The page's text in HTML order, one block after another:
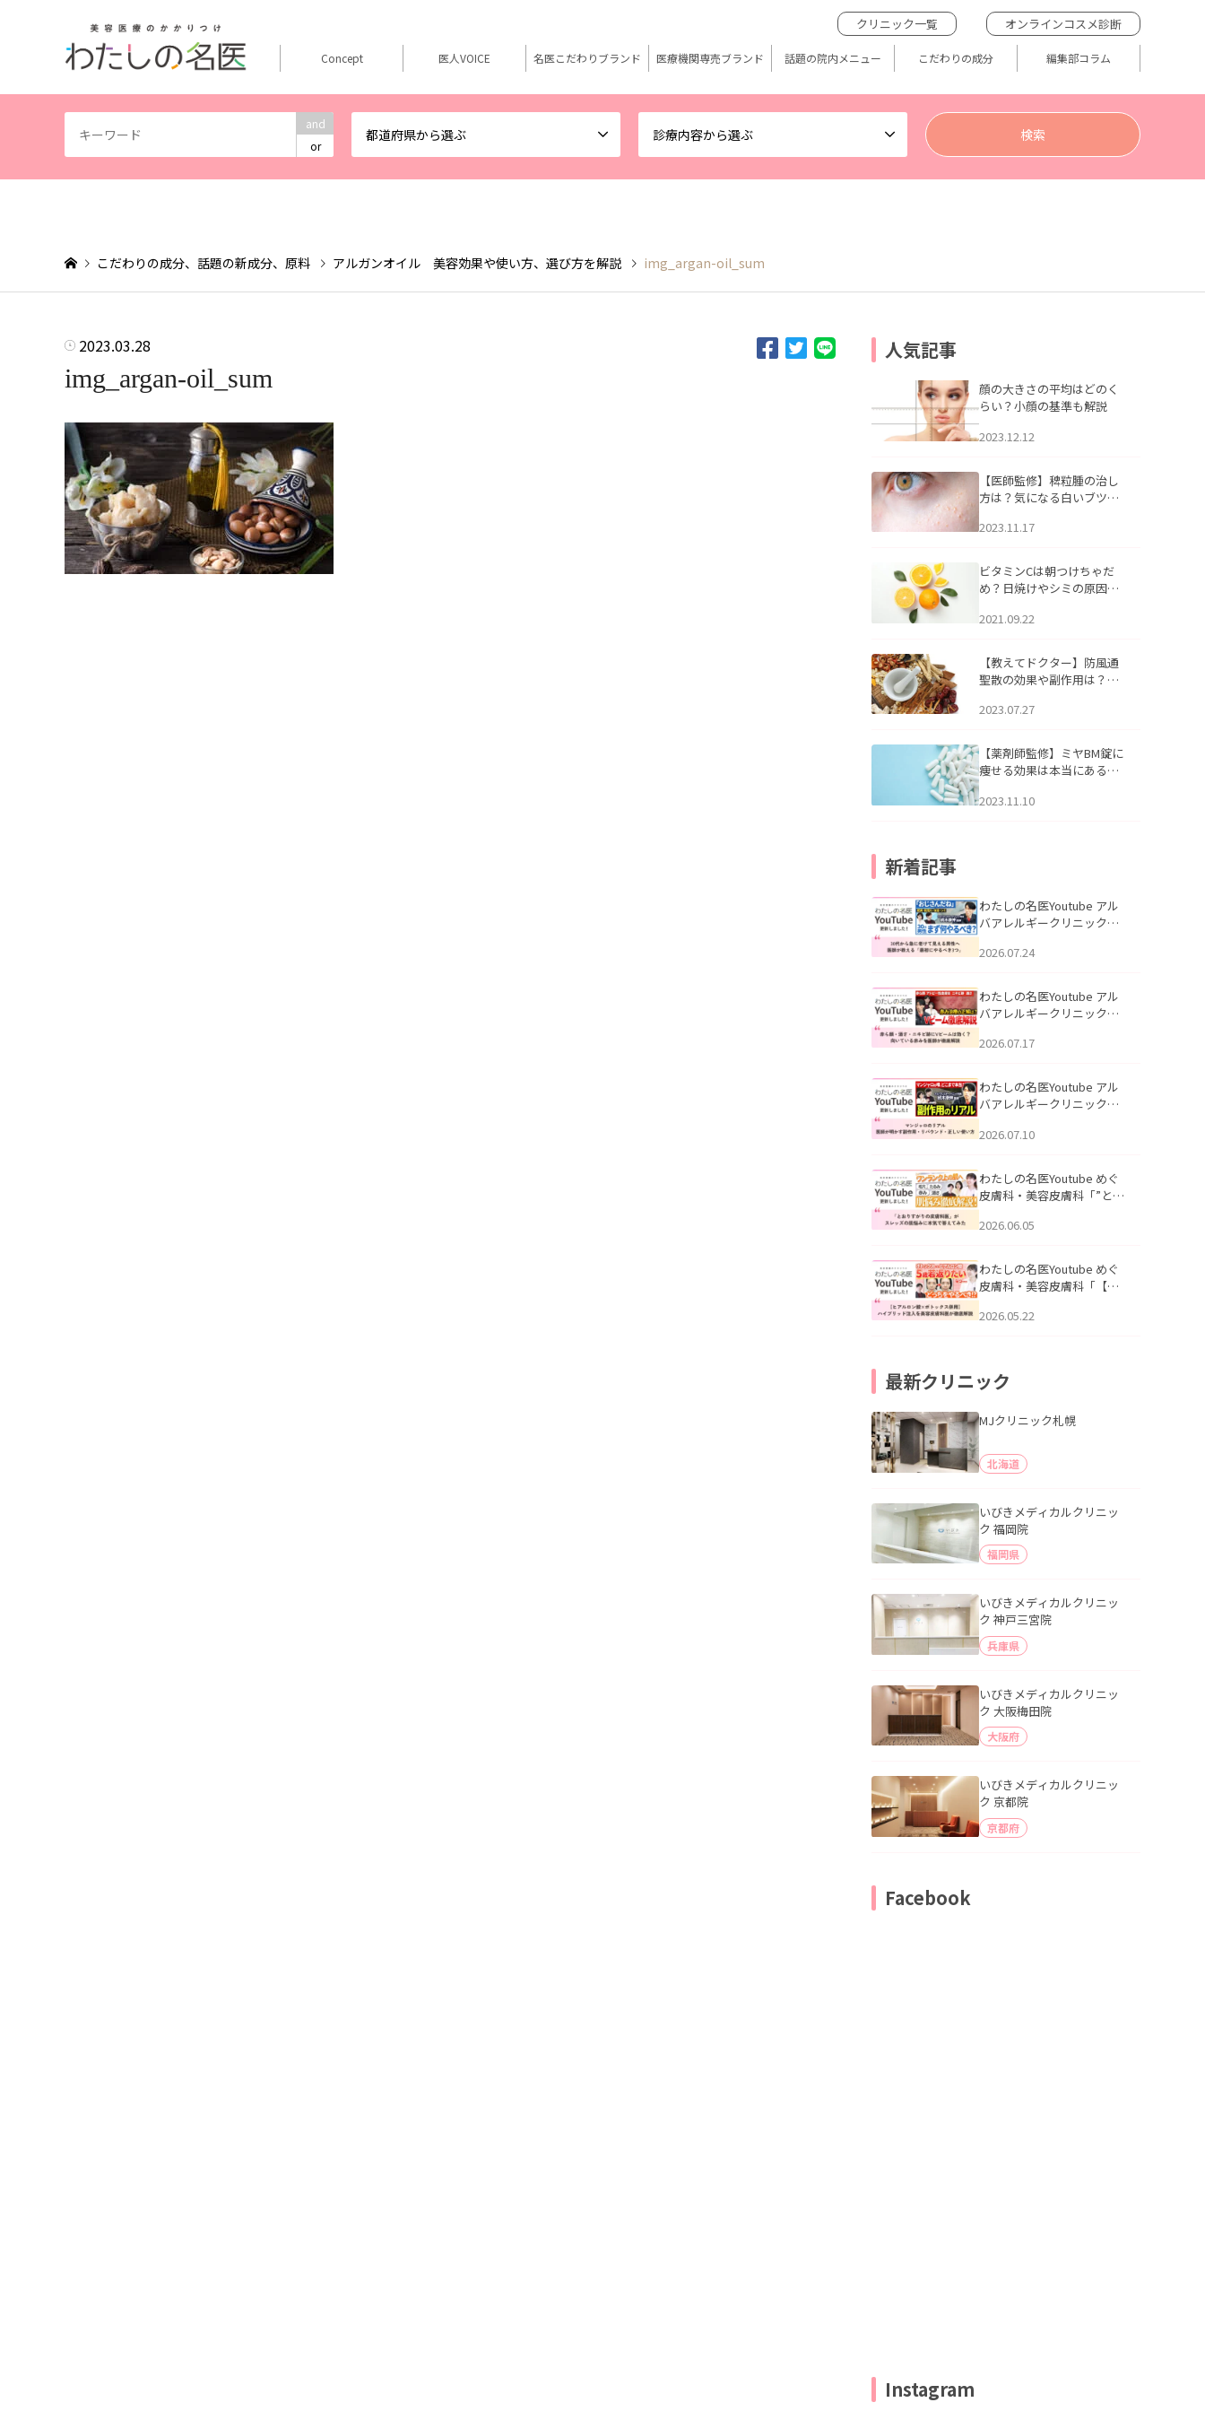
and
or
都道府県から選ぶ 診療内容から選ぶ
クリニック一覧 オンラインコスメ診断
Concept 医人VOICE 名医こだわりブランド 医療機関専売ブランド 話題の院内メニュー こだわりの成分 編集部コラム
こだわりの成分、話題の新成分、原料 アルガンオイル 美容効果や使い方、選び方を解説 img_argan-oil_sum
2023.03.28
img_argan-oil_sum
人気記事
顔の大きさの平均はどのく
らい？小顔の基準も解説
2023.12.12
【医師監修】稗粒腫の治し
方は？気になる白いブツブ
アについて
2023.11.17
ビタミンCは朝つけちゃだ
め？日焼けやシミの原因に
2021.09.22
【教えてドクター】防風通
聖散の効果や副作用は？長
2023.07.27
【薬剤師監修】ミヤBM錠に
痩せる効果は本当にある
2023.11.10
新着記事
わたしの名医Youtube アル
バアレルギークリニック札
える男性へ｜医師が教える
公開いたしました。
2026.07.24
わたしの名医Youtube アル
バアレルギークリニック札
跡にVビームは効く？向いて
説」を公開いたしました。
2026.07.17
わたしの名医Youtube アル
バアレルギークリニック札
医師が明かす副作用・リバ
公開いたしました。
2026.07.10
わたしの名医Youtube めぐ
皮膚科・美容皮膚科「”とお
ッズの肌悩みに本気で答え
た。
2026.06.05
わたしの名医Youtube めぐ
皮膚科・美容皮膚科「【ヒ
用】ハイブリッド注入を美
2026.05.22
最新クリニック
MJクリニック札幌
北海道
いびきメディカルクリニッ
ク 福岡院
福岡県
いびきメディカルクリニッ
ク 神戸三宮院
兵庫県
いびきメディカルクリニッ
ク 大阪梅田院
大阪府
いびきメディカルクリニッ
ク 京都院
京都府
Facebook
Instagram